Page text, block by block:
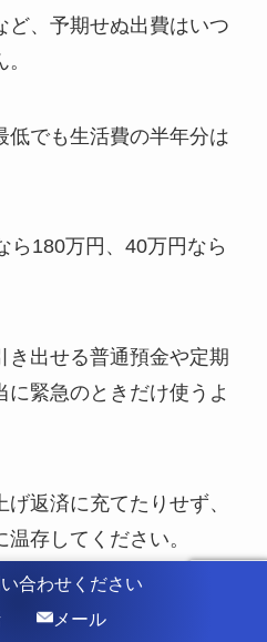
ど、予期せぬ出費はいつ
低でも生活費の半年分は
ら180万円、40万円なら
き出せる普通預金や定期
緊急のときだけ使うよ
返済に充てたりせず、
存してください。
で突発的な出費があって
合わせください
メール